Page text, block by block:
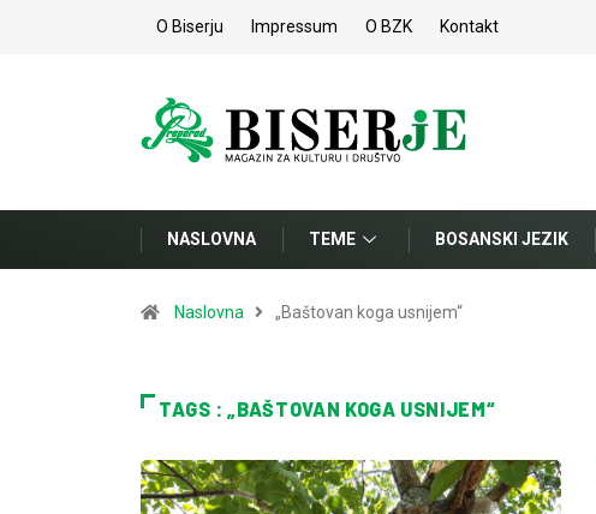
O Biserju Impressum O BZK Kontakt
NASLOVNA TEME BOSANSKI JEZIK
Naslovna „Baštovan koga usnijem“
TAGS : „BAŠTOVAN KOGA USNIJEM“